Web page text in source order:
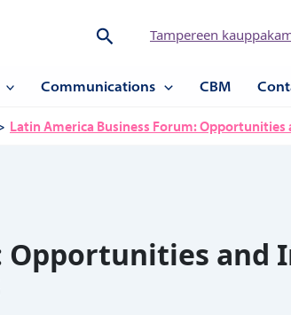
Hae Tampereen
Communications CBM
Latin America Business Forum:
Opportunities and